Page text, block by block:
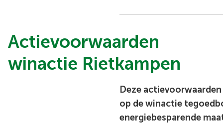
Actievoorwaarden
winactie Rietkampen
Deze
op de winactie
energiebesparende